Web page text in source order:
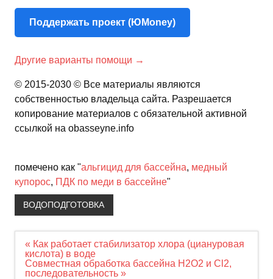
Поддержать проект (ЮMoney)
Другие варианты помощи →
© 2015-2030 © Все материалы являются
собственностью владельца сайта. Разрешается
копирование материалов с обязательной активной
ссылкой на obasseyne.info
помечено как "альгицид для бассейна, медный
купорос, ПДК по меди в бассейне"
ВОДОПОДГОТОВКА
Навигация
по
записям
« Как работает стабилизатор хлора (циануровая
кислота) в воде
Совместная обработка бассейна H2O2 и Cl2,
последовательность »